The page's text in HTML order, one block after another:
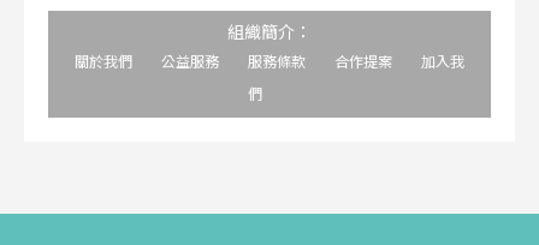
組織簡介：
關於我們 公益服務 服務條款 合作提案
加入我
們